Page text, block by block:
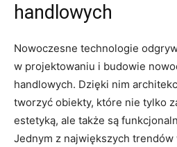
handlowych
Nowoczesne ‌technologie
w projektowaniu ‍i⁤ budowie
handlowych.​ Dzięki nim
tworzyć obiekty, które nie tylko
estetyką, ale także są
Jednym z największych